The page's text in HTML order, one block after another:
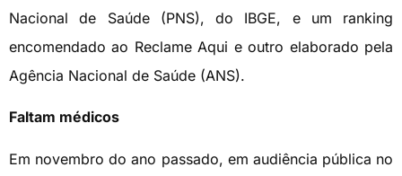
Nacional de Saúde (PNS), do IBGE, e um ranking
encomendado ao Reclame Aqui e outro elaborado pela
Agência Nacional de Saúde (ANS).
Faltam médicos
Em novembro do ano passado, em audiência pública no